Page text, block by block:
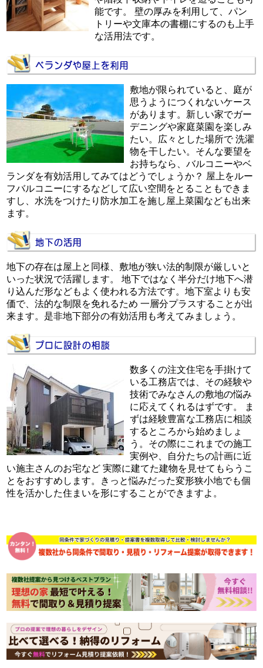
能です。 壁の厚みを利用して、パン
トリーや文庫本の書棚にするのも上手
な活用法です。
敷地が限られていると、庭が
思うようにつくれないケース
があります。新しい家でガー
デニングや家庭菜園を楽しみ
たい。広々とした場所で 洗濯
物を干したい。そんな要望を
お持ちなら、バルコニーやベ
ランダを有効活用してみてはどうでしょうか？ 屋上をルー
フバルコニーにするなどして広い空間をとることもできま
すし、水洗をつけたり防水加工を施し屋上菜園なども出来
ます。
地下の存在は屋上と同様、敷地が狭い法的制限が厳しいと
いった状況で活躍します。 地下ではなく半分だけ地下へ潜
り込んだ形などもよく使われる方法です。地下室よりも安
価で、法的な制限を免れるため 一層分プラスすることが出
来ます。是非地下部分の有効活用も考えてみましょう。
数多くの注文住宅を手掛けて
いる工務店では、その経験や
技術でみなさんの敷地の悩み
に応えてくれるはずです。 ま
ずは経験豊富な工務店に相談
するところから始めましょ
う。その際にこれまでの施工
実例や、自分たちの計画に近
い施主さんのお宅など 実際に建てた建物を見せてもらうこ
とをおすすめします。きっと悩みだった変形狭小地でも個
性を活かした住まいを形にすることができますよ。